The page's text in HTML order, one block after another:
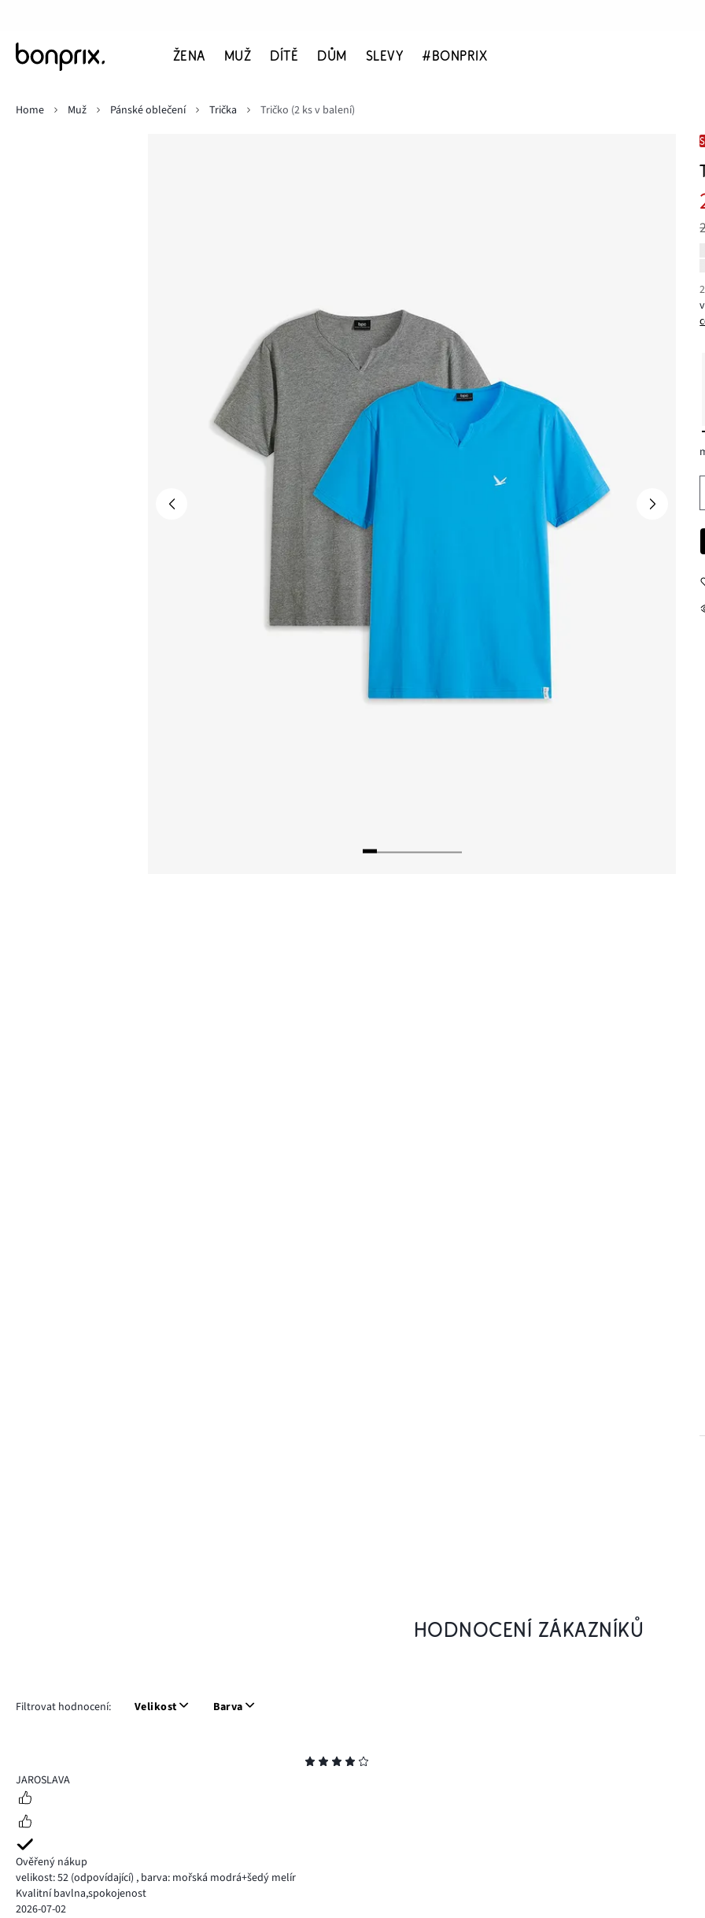
ŽENA MUŽ DÍTĚ DŮM SLEVY #BONPRIX
Home
Muž Pánské oblečení Trička Tričko (2 ks v balení)
HODNOCENÍ ZÁKAZNÍKŮ
Filtrovat hodnocení: Velikost Barva
4
JAROSLAVA
Ověřený nákup
velikost: 52 (odpovídající) , barva: mořská modrá+šedý melír
Kvalitní bavlna,spokojenost
2026-07-02